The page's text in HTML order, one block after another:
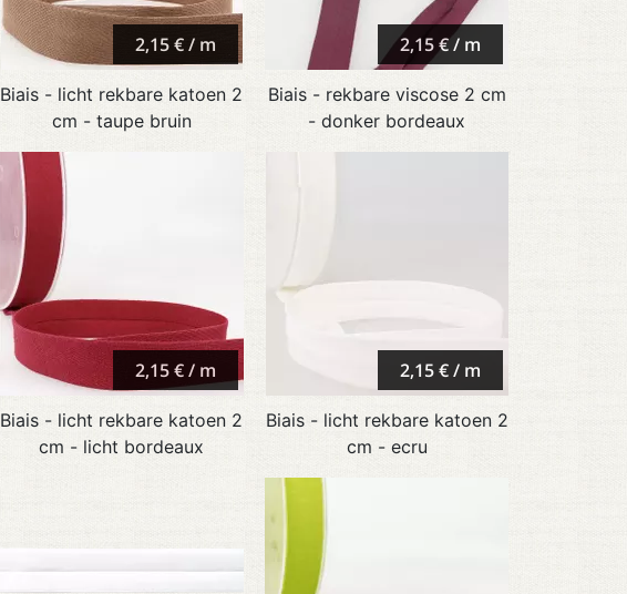
2,15 € / m
Biais - licht rekbare katoen 2
cm - taupe bruin
2,15 € / m
Biais - rekbare viscose 2 cm
- donker bordeaux
2,15 € / m
Biais - licht rekbare katoen 2
cm - licht bordeaux
2,15 € / m
Biais - licht rekbare katoen 2
cm - ecru